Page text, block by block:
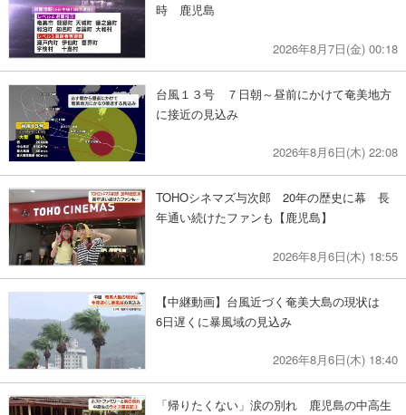
時 鹿児島
2026年8月7日(金) 00:18
台風１３号 ７日朝～昼前にかけて奄美地方
に接近の見込み
2026年8月6日(木) 22:08
TOHOシネマズ与次郎 20年の歴史に幕 長
年通い続けたファンも【鹿児島】
2026年8月6日(木) 18:55
【中継動画】台風近づく奄美大島の現状は
6日遅くに暴風域の見込み
2026年8月6日(木) 18:40
「帰りたくない」涙の別れ 鹿児島の中高生